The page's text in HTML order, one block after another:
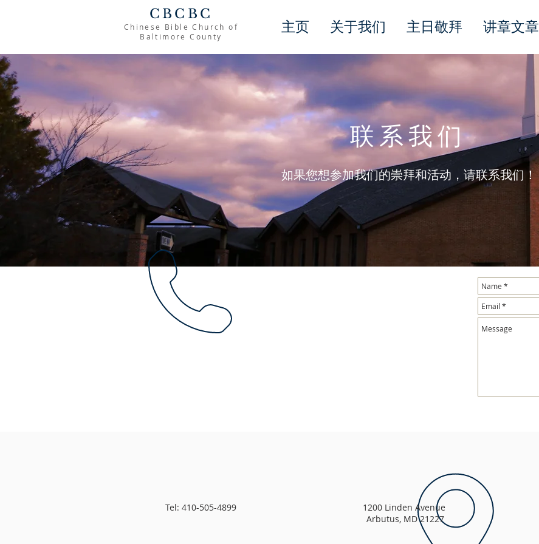
CBCBC
Chinese Bible Church of
Baltimore County
主页 关于我们 主日敬拜 讲章文章
联系我们
如果您想参加我们的崇拜和活动，请联系我们！
Tel: 410-505-4899
1200 Linden Avenue
Arbutus, MD 21227